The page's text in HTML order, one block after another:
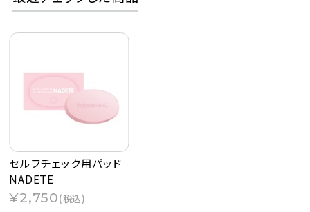
セルフチェック用パッド
NADETE
¥2,750(税込)